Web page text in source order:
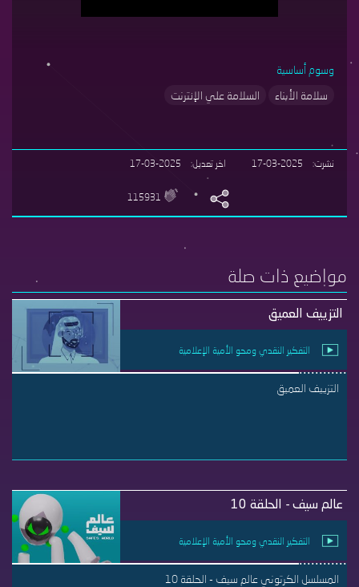
وسوم أساسية
سلامة الأبناء
السلامة علي الإنترنت
نشرت 17-03-2025 اخر تعديل 17-03-2025
115931
مواضيع ذات صلة
التزييف العميق
التفكير النقدي ومحو الأمية الإعلامية
التزييف العميق
عالم سيف - الحلقة 10
التفكير النقدي ومحو الأمية الإعلامية
المسلسل الكرتوني عالم سيف - الحلقة 10